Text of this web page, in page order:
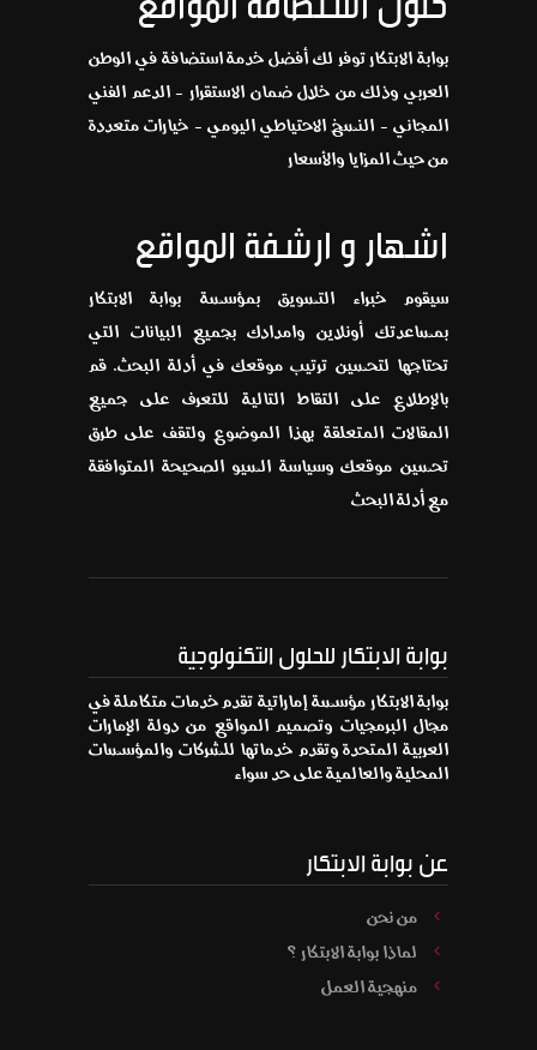
بوابة الابتكار توفر لك أفضل خدمة استضافة في الوطن
العربي وذلك من خلال ضمان الاستقرار - الدعم الفني
المجاني - النسخ الاحتياطي اليومي - خيارات متعددة
من حيث المزايا والأسعار
اشهار و ارشفة المواقع
سيقوم خبراء التسويق بمؤسسة بوابة الابتكار
بمساعدتك أونلاين وامدادك بجميع البيانات التي
تحتاجها لتحسين ترتيب موقعك في أدلة البحث. قم
بالإطلاع على التقاط التالية للتعرف على جميع
المقالات المتعلقة بهذا الموضوع ولتقف على طرق
تحسين موقعك وسياسة السيو الصحيحة المتوافقة
مع أدلة البحث
بوابة الابتكار للحلول التكنولوجية
بوابة الابتكار مؤسسة إماراتية تقدم خدمات متكاملة في
مجال البرمجيات وتصميم المواقع من دولة الإمارات
العربية المتحدة وتقدم خدماتها للشركات والمؤسسات
المحلية والعالمية على حد سواء
عن بوابة الابتكار
من نحن
لماذا بوابة الابتكار ؟
منهجية العمل